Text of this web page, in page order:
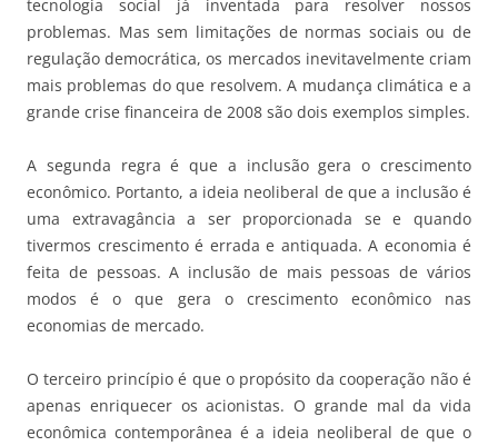
tecnologia social já inventada para resolver nossos
problemas. Mas sem limitações de normas sociais ou de
regulação democrática, os mercados inevitavelmente criam
mais problemas do que resolvem. A mudança climática e a
grande crise financeira de 2008 são dois exemplos simples.
A segunda regra é que a inclusão gera o crescimento
econômico. Portanto, a ideia neoliberal de que a inclusão é
uma extravagância a ser proporcionada se e quando
tivermos crescimento é errada e antiquada. A economia é
feita de pessoas. A inclusão de mais pessoas de vários
modos é o que gera o crescimento econômico nas
economias de mercado.
O terceiro princípio é que o propósito da cooperação não é
apenas enriquecer os acionistas. O grande mal da vida
econômica contemporânea é a ideia neoliberal de que o